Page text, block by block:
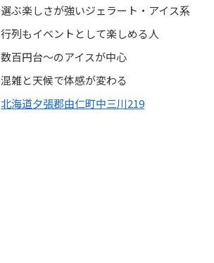
選ぶ楽しさが強いジェラート・アイス系
行列もイベントとして楽しめる人
数百円台～のアイスが中心
混雑と天候で体感が変わる
北海道夕張郡由仁町中三川219